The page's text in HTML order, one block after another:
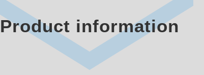
Product information